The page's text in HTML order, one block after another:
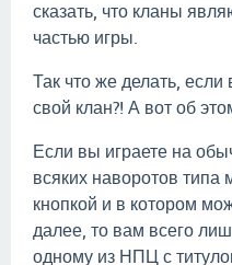
сказать, что кланы
частью игры.
Так что же делать, если
свой клан?! А вот об
Если вы играете на
всяких наворотов
кнопкой и в котором
далее, то вам всего
одному из НПЦ с